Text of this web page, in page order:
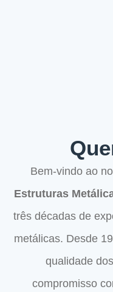
Bem-vindo ao
Estruturas
três décadas de
metálicas. Desde
qualidade
compromisso